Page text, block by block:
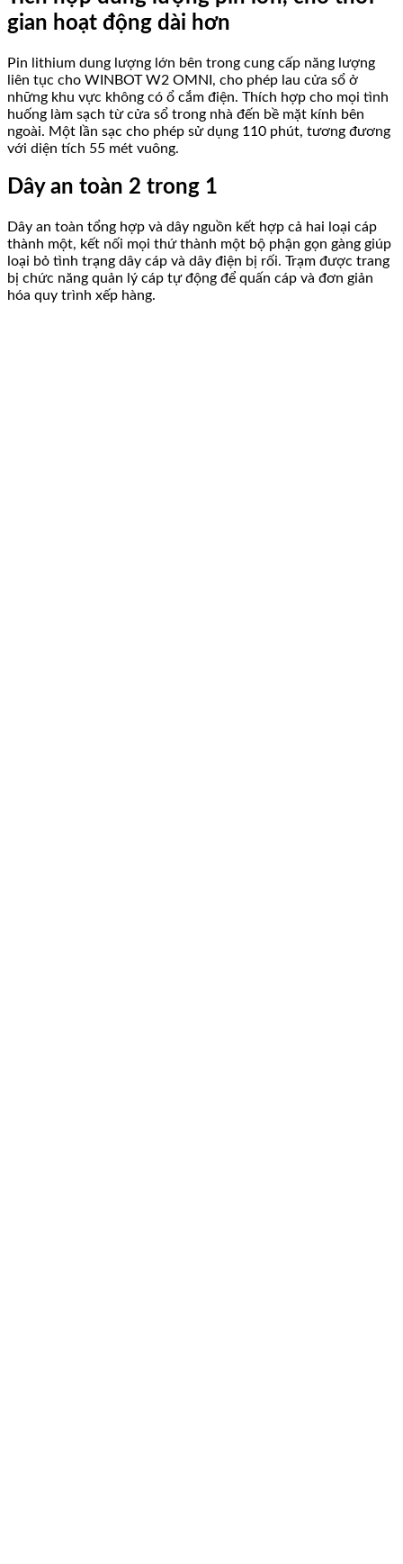
gian hoạt động dài hơn
Pin lithium dung lượng lớn bên trong cung cấp năng lượng
liên tục cho WINBOT W2 OMNI, cho phép lau cửa sổ ở
những khu vực không có ổ cắm điện. Thích hợp cho mọi tình
huống làm sạch từ cửa sổ trong nhà đến bề mặt kính bên
ngoài. Một lần sạc cho phép sử dụng 110 phút, tương đương
với diện tích 55 mét vuông.
Dây an toàn 2 trong 1
Dây an toàn tổng hợp và dây nguồn kết hợp cả hai loại cáp
thành một, kết nối mọi thứ thành một bộ phận gọn gàng giúp
loại bỏ tình trạng dây cáp và dây điện bị rối. Trạm được trang
bị chức năng quản lý cáp tự động để quấn cáp và đơn giản
hóa quy trình xếp hàng.